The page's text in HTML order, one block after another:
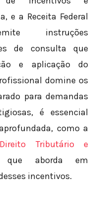
e a Receita Federal
instruções
de consulta que
e aplicação do
domine os
para demandas
é essencial
como a
Tributário e
aborda em
incentivos.